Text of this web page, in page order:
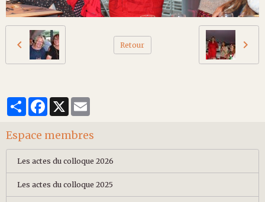
Retour
PartagerFacebook
X
Espace membres
Les actes du colloque 2026
Les actes du colloque 2025